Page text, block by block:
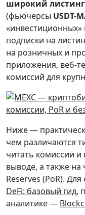
широкий листинг
(фьючерсы USDT-
«инвестиционных»
подписки на
на розничных и
приложения, веб-
комиссий для
Ниже —
чем различаются
читать комиссии
выводе, а также на
Reserves (PoR).
DeFi: базовый гид,
аналитике —